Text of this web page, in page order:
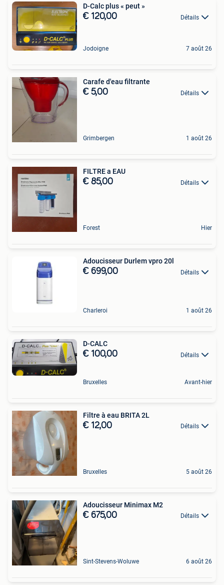
D-Calc plus « peut »
€ 120,00 Détails
Jodoigne 7 août 26
Carafe d'eau filtrante
€ 5,00 Détails
Grimbergen 1 août 26
FILTRE a EAU
€ 85,00 Détails
Forest Hier
Adoucisseur Durlem vpro 20l
€ 699,00 Détails
Charleroi 1 août 26
D-CALC
€ 100,00 Détails
Bruxelles Avant-hier
Filtre à eau BRITA 2L
€ 12,00 Détails
Bruxelles 5 août 26
Adoucisseur Minimax M2
€ 675,00 Détails
Sint-Stevens-Woluwe 6 août 26